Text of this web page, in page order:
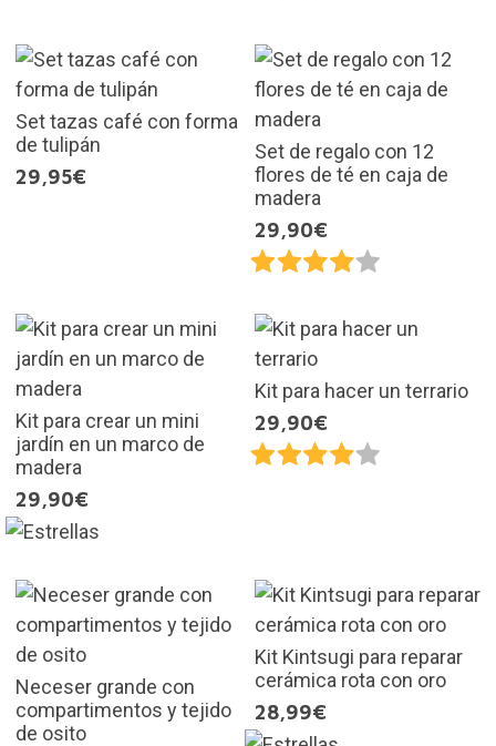
Set tazas café con forma
de tulipán
29,95€
Set de regalo con 12
flores de té en caja de
madera
29,90€
Kit para crear un mini
jardín en un marco de
madera
29,90€
Kit para hacer un terrario
29,90€
Neceser grande con
compartimentos y tejido
de osito
Kit Kintsugi para reparar
cerámica rota con oro
28,99€